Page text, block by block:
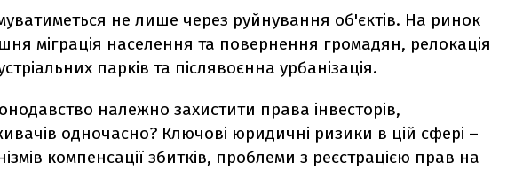
не лише через руйнування об'єктів. На ринок
міграція населення та повернення громадян, релокація
парків та післявоєнна урбанізація.
належно захистити права інвесторів,
одночасно? Ключові юридичні ризики в цій сфері –
компенсації збитків, проблеми з реєстрацією прав на